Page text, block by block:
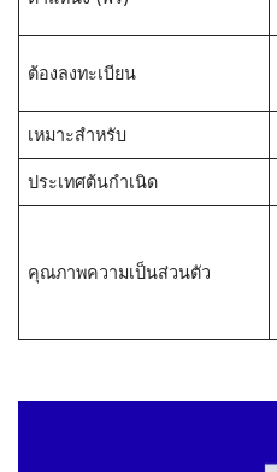
ต้องลงทะเบียน
เหมาะสำหรับ
ประเทศต้นกำเนิด
คุณภาพความเป็นส่วนตัว